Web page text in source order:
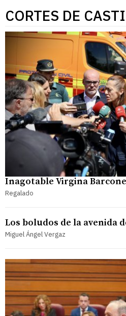
CORTES DE
Inagotable Virgina
Regalado
Los boludos de la avenida
Miguel Ángel Vergaz